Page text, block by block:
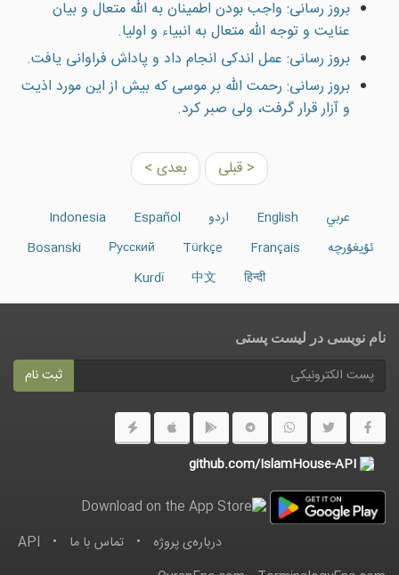
بروز رسانی: واجب بودن اطمینان به الله متعال و بیان
عنایت و توجه الله متعال به انبیاء و اولیا.
بروز رسانی: عمل اندکی انجام داد و پاداش فراوانی يافت.
بروز رسانی: رحمت الله بر موسی كه بيش از اين مورد اذيت
و آزار قرار گرفت، ولی صبر كرد.
< قبلی بعدی >
عربي English اردو Español
Indonesia
ئۇيغۇرچە
Français
Türkçe
Русский
Bosanski
हिन्दी
中文
Kurdî
نام نویسی در ليست پستى
ثبت نام
github.com/IslamHouse-API
درباره‌ى پروژه • تماس با ما •
API